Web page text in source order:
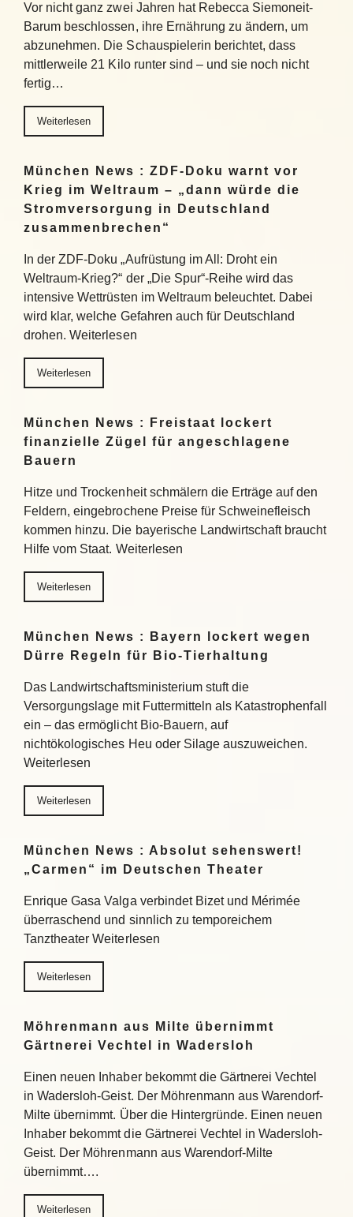
Vor nicht ganz zwei Jahren hat Rebecca Siemoneit-
Barum beschlossen, ihre Ernährung zu ändern, um
abzunehmen. Die Schauspielerin berichtet, dass
mittlerweile 21 Kilo runter sind – und sie noch nicht
fertig…
Weiterlesen
München News : ZDF-Doku warnt vor
Krieg im Weltraum – „dann würde die
Stromversorgung in Deutschland
zusammenbrechen“
In der ZDF-Doku „Aufrüstung im All: Droht ein
Weltraum-Krieg?“ der „Die Spur“-Reihe wird das
intensive Wettrüsten im Weltraum beleuchtet. Dabei
wird klar, welche Gefahren auch für Deutschland
drohen. Weiterlesen
Weiterlesen
München News : Freistaat lockert
finanzielle Zügel für angeschlagene
Bauern
Hitze und Trockenheit schmälern die Erträge auf den
Feldern, eingebrochene Preise für Schweinefleisch
kommen hinzu. Die bayerische Landwirtschaft braucht
Hilfe vom Staat. Weiterlesen
Weiterlesen
München News : Bayern lockert wegen
Dürre Regeln für Bio-Tierhaltung
Das Landwirtschaftsministerium stuft die
Versorgungslage mit Futtermitteln als Katastrophenfall
ein – das ermöglicht Bio-Bauern, auf
nichtökologisches Heu oder Silage auszuweichen.
Weiterlesen
Weiterlesen
München News : Absolut sehenswert!
„Carmen“ im Deutschen Theater
Enrique Gasa Valga verbindet Bizet und Mérimée
überraschend und sinnlich zu temporeichem
Tanztheater Weiterlesen
Weiterlesen
Möhrenmann aus Milte übernimmt
Gärtnerei Vechtel in Wadersloh
Einen neuen Inhaber bekommt die Gärtnerei Vechtel
in Wadersloh-Geist. Der Möhrenmann aus Warendorf-
Milte übernimmt. Über die Hintergründe. Einen neuen
Inhaber bekommt die Gärtnerei Vechtel in Wadersloh-
Geist. Der Möhrenmann aus Warendorf-Milte
übernimmt….
Weiterlesen